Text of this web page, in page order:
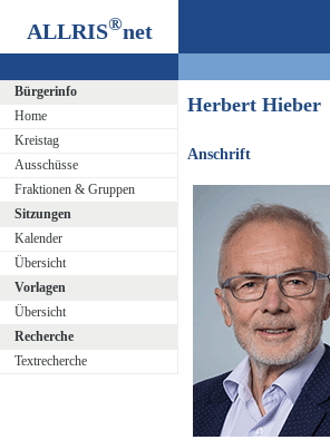
ALLRIS®net
Bürgerinfo
Home
Kreistag
Ausschüsse
Fraktionen & Gruppen
Sitzungen
Kalender
Übersicht
Vorlagen
Übersicht
Recherche
Textrecherche
Herbert Hieber
Anschrift